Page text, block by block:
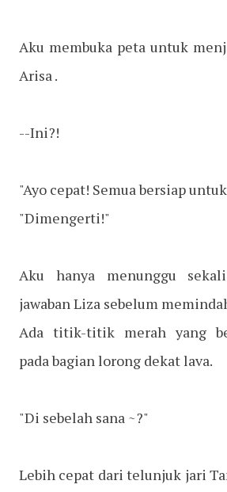
Aku membuka peta untuk
Arisa .
--Ini?!
"Ayo cepat! Semua bersiap
"Dimengerti!"
Aku hanya menunggu
jawaban Liza sebelum
Ada titik-titik merah yang
pada bagian lorong dekat lava.
"Di sebelah sana ~?"
Lebih cepat dari telunjuk jari